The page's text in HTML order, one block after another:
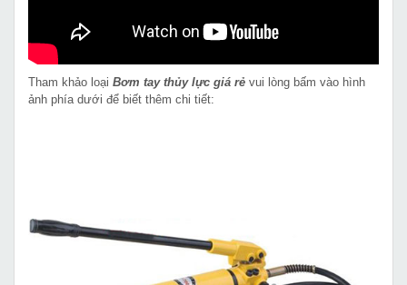
Tham khảo loại Bơm tay thủy lực giá rẻ vui lòng bấm vào hình
ảnh phía dưới để biết thêm chi tiết: